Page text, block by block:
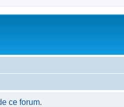
ce forum.